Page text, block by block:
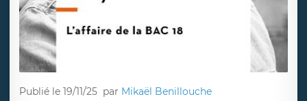
Publié le 19/11/25 par Mikaël Benillouche